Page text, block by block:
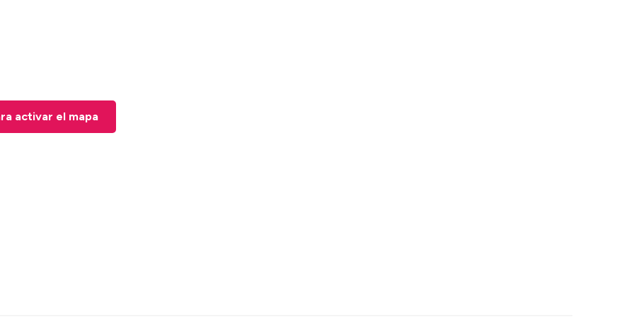
activar el mapa